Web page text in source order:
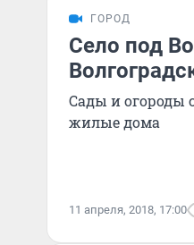
ГОРОД
Село под
Сады и огороды
жилые дома
11 апреля, 2018, 17:00